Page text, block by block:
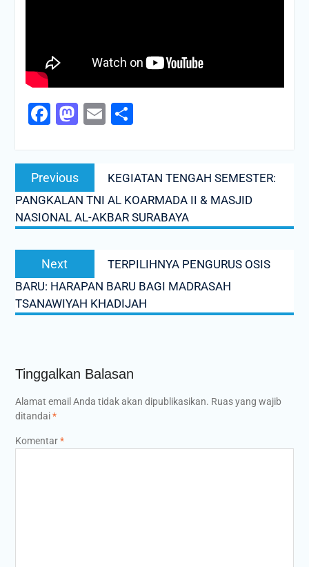
Facebook
Mastodon
EmailShare
Navigasi
posPrevious
post:
KEGIATAN TENGAH SEMESTER:
PANGKALAN TNI AL KOARMADA II & MASJID
NASIONAL AL-AKBAR SURABAYA
Next
post:
TERPILIHNYA PENGURUS OSIS
BARU: HARAPAN BARU BAGI MADRASAH
TSANAWIYAH KHADIJAH
Tinggalkan Balasan
Alamat email Anda tidak akan dipublikasikan. Ruas yang wajib
ditandai*
Komentar*